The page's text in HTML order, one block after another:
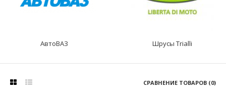
АвтоВАЗ Шрусы Trialli
СРАВНЕНИЕ ТОВАРОВ (0)